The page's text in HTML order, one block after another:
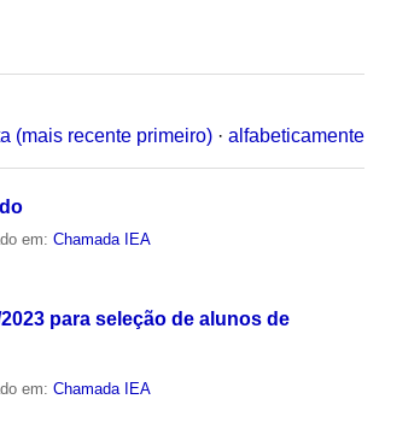
(mais recente primeiro) · alfabeticamente
em:Chamada IEA
para seleção de alunos de
em:Chamada IEA